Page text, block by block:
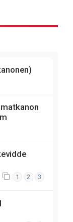
1 2 3